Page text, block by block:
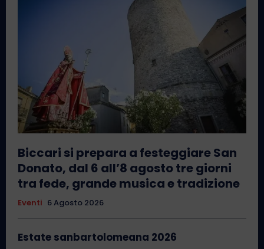
Biccari si prepara a festeggiare San
Donato, dal 6 all’8 agosto tre giorni
tra fede, grande musica e tradizione
Eventi 6 Agosto 2026
Estate sanbartolomeana 2026